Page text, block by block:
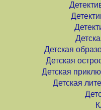
Детская
Детская
Детская
Детская